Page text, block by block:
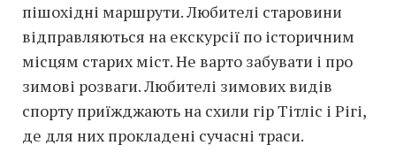
пішохідні маршрути. Любителі старовини
відправляються на екскурсії по історичним
місцям старих міст. Не варто забувати і про
зимові розваги. Любителі зимових видів
спорту приїжджають на схили гір Тітліс і Рігі,
де для них прокладені сучасні траси.